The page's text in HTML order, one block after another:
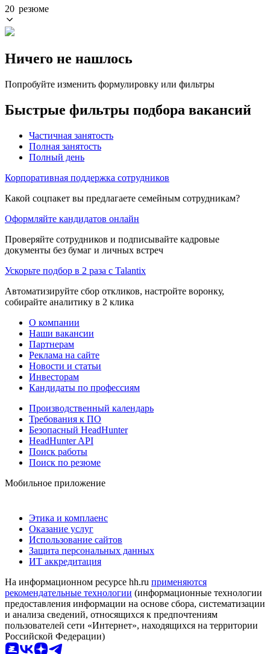
20 резюме
Ничего не нашлось
Попробуйте изменить формулировку или фильтры
Быстрые фильтры подбора вакансий
Частичная занятость
Полная занятость
Полный день
Корпоративная поддержка сотрудников
Какой соцпакет вы предлагаете семейным сотрудникам?
Оформляйте кандидатов онлайн
Проверяйте сотрудников и подписывайте кадровые
документы без бумаг и личных встреч
Ускорьте подбор в 2 раза с Talantix
Автоматизируйте сбор откликов, настройте воронку,
собирайте аналитику в 2 клика
О компании
Наши вакансии
Партнерам
Реклама на сайте
Новости и статьи
Инвесторам
Кандидаты по профессиям
Производственный календарь
Требования к ПО
Безопасный HeadHunter
HeadHunter API
Поиск работы
Поиск по резюме
Мобильное приложение
Этика и комплаенс
Оказание услуг
Использование сайтов
Защита персональных данных
ИТ аккредитация
На информационном ресурсе hh.ru применяются
рекомендательные технологии (информационные технологии
предоставления информации на основе сбора, систематизации
и анализа сведений, относящихся к предпочтениям
пользователей сети «Интернет», находящихся на территории
Российской Федерации)